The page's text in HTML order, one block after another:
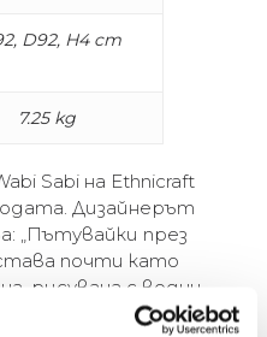
D92, H4 cm
7.25 kg
Sabi на Ethnicraft
Дизайнерът
„Пътувайки през
почти като
рисувана с водни
и мъгливи